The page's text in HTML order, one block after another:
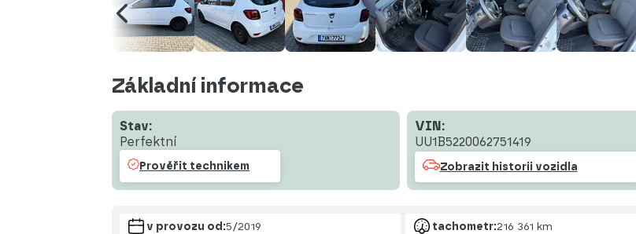
Základní informace
Stav:
Perfektní
Prověřit technikem
VIN:
UU1B5220062751419
Zobrazit historii vozidla
v provozu od:5/2019 tachometr:216 361 km